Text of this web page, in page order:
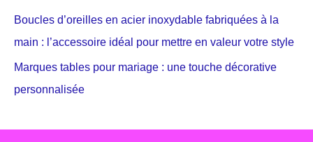
Boucles d’oreilles en acier inoxydable fabriquées à la
main : l’accessoire idéal pour mettre en valeur votre style
Marques tables pour mariage : une touche décorative
personnalisée